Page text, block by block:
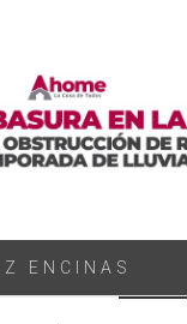
ENCINAS